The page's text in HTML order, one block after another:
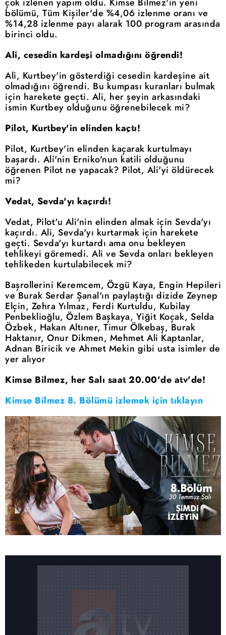
bölümü, Tüm Kişiler'de %4,06 izlenme oranı ve
%14,28 izlenme payı alarak 100 program arasında
birinci oldu.
Ali, cesedin kardeşi olmadığını öğrendi!
Ali, Kurtbey'in gösterdiği cesedin kardeşine ait
olmadığını öğrendi. Bu kumpası kuranları bulmak
için harekete geçti. Ali, her şeyin arkasındaki
ismin Kurtbey olduğunu öğrenebilecek mi?
Pilot, Kurtbey'in elinden kaçtı!
Pilot, Kurtbey'in elinden kaçarak kurtulmayı
başardı. Ali'nin Erniko'nun katili olduğunu
öğrenen Pilot ne yapacak? Pilot, Ali'yi öldürecek
mi?
Vedat, Sevda'yı kaçırdı!
Vedat, Pilot'u Ali'nin elinden almak için Sevda'yı
kaçırdı. Ali, Sevda'yı kurtarmak için harekete
geçti. Sevda'yı kurtardı ama onu bekleyen
tehlikeyi göremedi. Ali ve Sevda onları bekleyen
tehlikeden kurtulabilecek mi?
Başrollerini Keremcem, Özgü Kaya, Engin Hepileri
ve Burak Serdar Şanal'ın paylaştığı dizide Zeynep
Elçin, Zehra Yılmaz, Ferdi Kurtuldu, Kubilay
Penbeklioğlu, Özlem Başkaya, Yiğit Koçak, Selda
Özbek, Hakan Altıner, Timur Ölkebaş, Burak
Haktanır, Onur Dikmen, Mehmet Ali Kaptanlar,
Adnan Biricik ve Ahmet Mekin gibi usta isimler de
yer alıyor
Kimse Bilmez, her Salı saat 20.00'de atv'de!
Kimse Bilmez 8. Bölümü izlemek için tıklayın